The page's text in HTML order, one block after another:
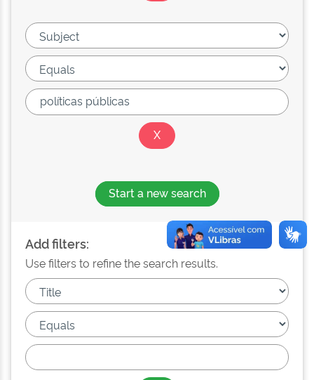
Start a new search
Add filters:
Use filters to refine the search results.